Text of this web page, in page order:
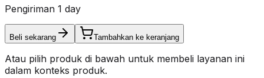
Pengiriman 1 day
Beli sekarang Tambahkan ke keranjang
Atau pilih produk di bawah untuk membeli layanan ini
dalam konteks produk.